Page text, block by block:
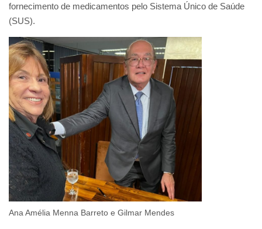
fornecimento de medicamentos pelo Sistema Único de Saúde
(SUS).
Ana Amélia Menna Barreto e Gilmar Mendes